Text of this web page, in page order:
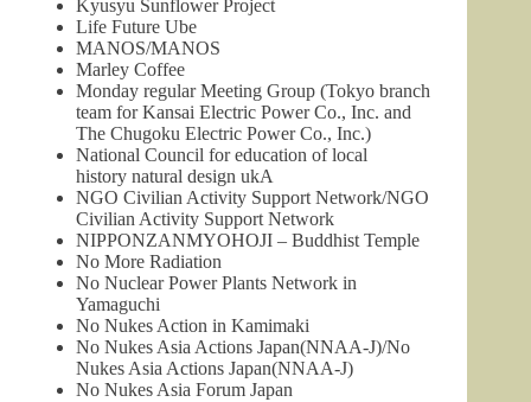
Kyusyu Sunflower Project
Life Future Ube
MANOS/MANOS
Marley Coffee
Monday regular Meeting Group (Tokyo branch
team for Kansai Electric Power Co., Inc. and
The Chugoku Electric Power Co., Inc.)
National Council for education of local
history natural design ukA
NGO Civilian Activity Support Network/NGO
Civilian Activity Support Network
NIPPONZANMYOHOJI – Buddhist Temple
No More Radiation
No Nuclear Power Plants Network in
Yamaguchi
No Nukes Action in Kamimaki
No Nukes Asia Actions Japan(NNAA-J)/No
Nukes Asia Actions Japan(NNAA-J)
No Nukes Asia Forum Japan